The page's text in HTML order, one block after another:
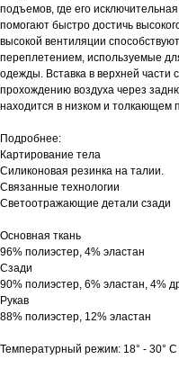
подъемов, где его
помогают быстро достичь
высокой вентиляции
переплетением, используемые
одежды. Вставка в верхней части
прохождению воздуха через
находится в низком и толкающем
Подробнее:
Картирование тела
Силиконовая резинка на талии.
Связанные технологии
Светоотражающие детали сзади
Основная ткань
96% полиэстер, 4% эластан
Сзади
90% полиэстер, 6% эластан, 4%
Рукав
88% полиэстер, 12% эластан
Температурный режим: 18° - 30° C